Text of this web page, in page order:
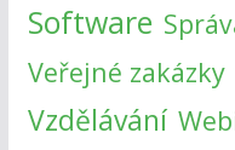
Software
Veřejné zakázky
Vzdělávání